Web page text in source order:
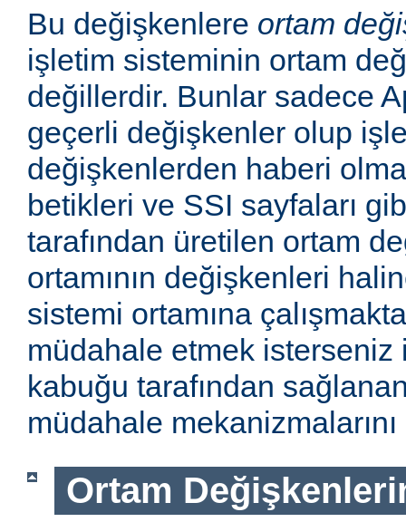
Bu değişkenlere ortam
işletim sisteminin ortam
değillerdir. Bunlar sadece
geçerli değişkenler olup
değişkenlerden haberi
betikleri ve SSI sayfaları
tarafından üretilen ortam
ortamının değişkenleri
sistemi ortamına
müdahale etmek
kabuğu tarafından
müdahale mekanizmalarını
Ortam